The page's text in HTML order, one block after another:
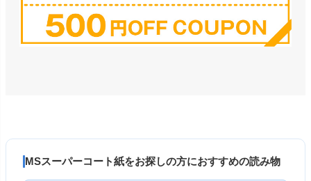
MSスーパーコート紙をお探しの方におすすめの読み物